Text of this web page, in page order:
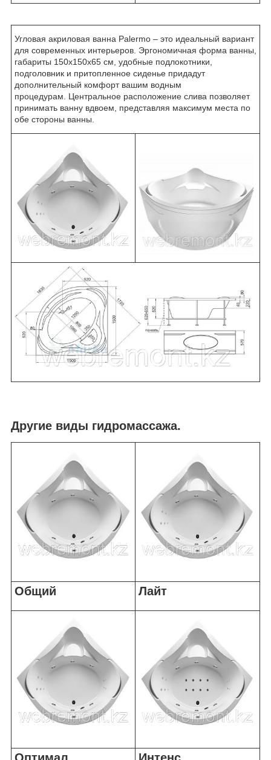
Угловая акриловая ванна Palermo – это идеальный вариант
для современных интерьеров. Эргономичная форма ванны,
габариты 150x150x65 см, удобные подлокотники,
подголовник и притопленное сиденье придадут
дополнительный комфорт вашим водным
процедурам. Центральное расположение слива позволяет
принимать ванну вдвоем, представляя максимум места по
обе стороны ванны.
Другие виды гидромассажа.
Общий Лайт
Оптимал Интенс